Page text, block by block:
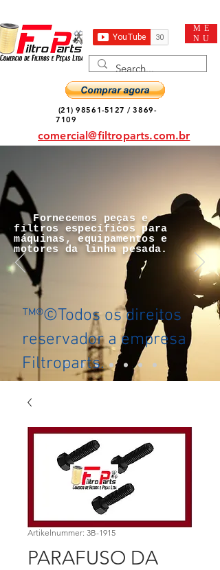
ME
NU
(21) 98561-5127 /3869-
7109
comercial@filtroparts.com.br
Fornecemos peças e
filtros específicos para
máquinas, equipamentos e
motores da linha pesada.
™®©Todos os direitos
reservador a empresa
Filtroparts.
Artikelnummer: 3B-1915
PARAFUSO DA